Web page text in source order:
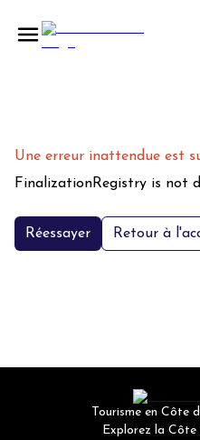
Une erreur inattendue est
FinalizationRegistry is not
Réessayer Retour à
Tourisme en Côte
Explorez la